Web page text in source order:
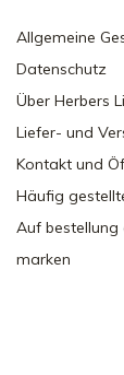
Allgemeine
Datenschutz
Über Herbers
Liefer- und
Kontakt und
Häufig
Auf
marken